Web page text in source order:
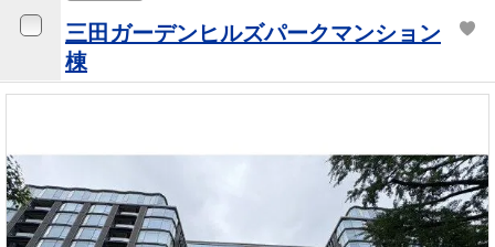
三田ガーデンヒルズパークマンション
棟